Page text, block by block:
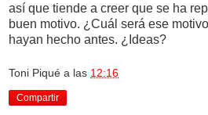
así que tiende a creer que se ha
buen motivo. ¿Cuál será ese
hayan hecho antes. ¿Ideas?
Toni Piqué a las 12:16
Compartir